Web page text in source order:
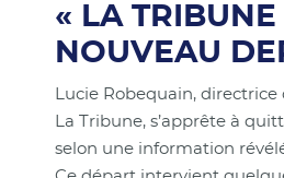
« LA TRIBUNE
NOUVEAU
Lucie Robequain,
La Tribune, s’apprête à
selon une information